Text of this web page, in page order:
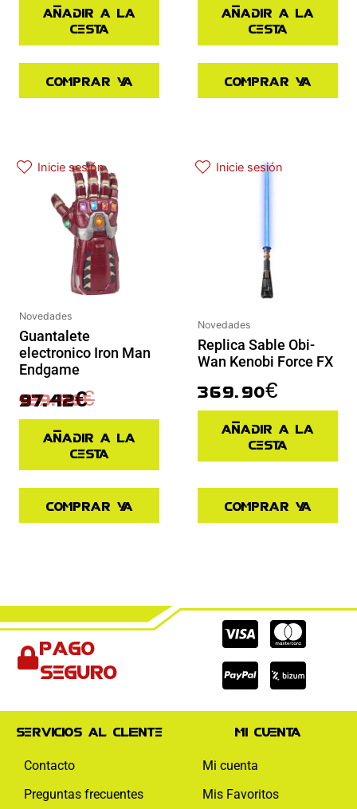
Añadir a la
cesta
Comprar ya
Añadir a la
cesta
Comprar ya
Inicie sesión
Novedades
Guantalete
electronico Iron Man
Endgame
129.90€
97.42€
Añadir a la
cesta
Comprar ya
Inicie sesión
Novedades
Replica Sable Obi-
Wan Kenobi Force FX
369.90€
Añadir a la
cesta
Comprar ya
Pago
seguro
Cc-
visa
Cc-
Cc-
paypal
Servicios al cliente
Contacto
Preguntas frecuentes
Mi cuenta
Mi cuenta
Mis Favoritos